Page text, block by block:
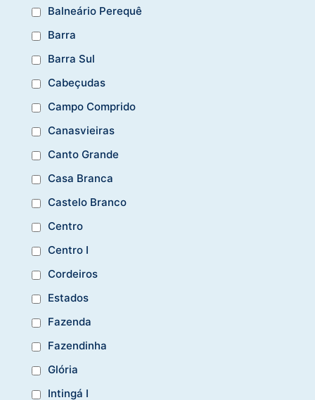
Balneário Perequê
Barra
Barra Sul
Cabeçudas
Campo Comprido
Canasvieiras
Canto Grande
Casa Branca
Castelo Branco
Centro
Centro I
Cordeiros
Estados
Fazenda
Fazendinha
Glória
Intingá I